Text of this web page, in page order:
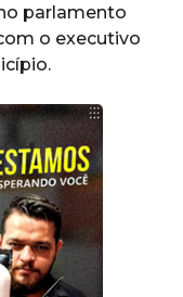
parlamento
o executivo